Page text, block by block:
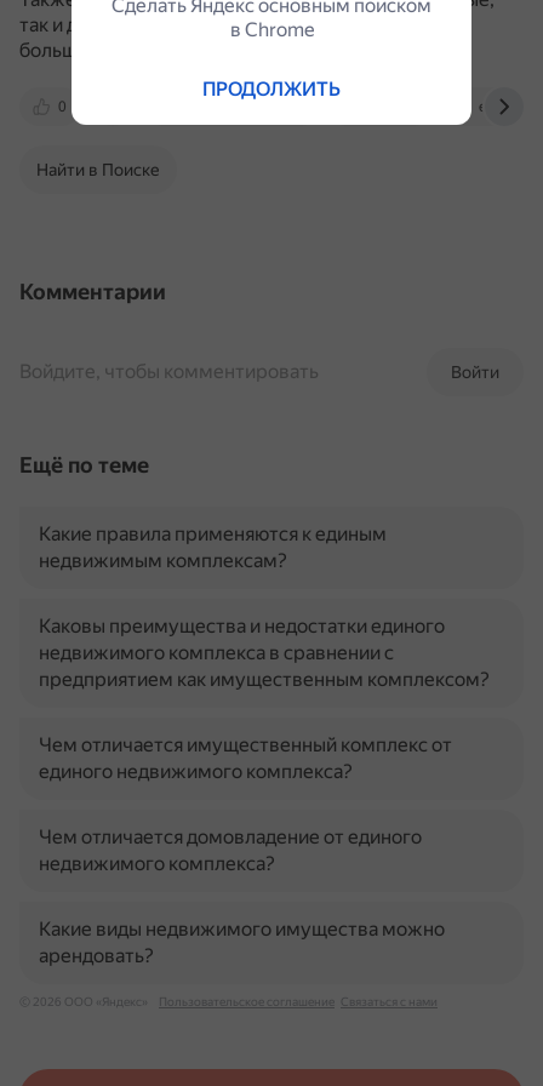
так и движимые вещи, что не характерно для
большинства объектов недвижимости.
0
Найти в Поиске
Комментарии
Войти
Войдите, чтобы комментировать
Ещё по теме
Какие правила применяются к единым
недвижимым комплексам?
Каковы преимущества и недостатки единого
недвижимого комплекса в сравнении с
предприятием как имущественным комплексом?
Чем отличается имущественный комплекс от
единого недвижимого комплекса?
Чем отличается домовладение от единого
недвижимого комплекса?
Какие виды недвижимого имущества можно
арендовать?
© 2026 ООО «Яндекс» Пользовательское соглашение Связаться с нами
Сделать Яндекс основным поиском
в Сhrome
ПРОДОЛЖИТЬ